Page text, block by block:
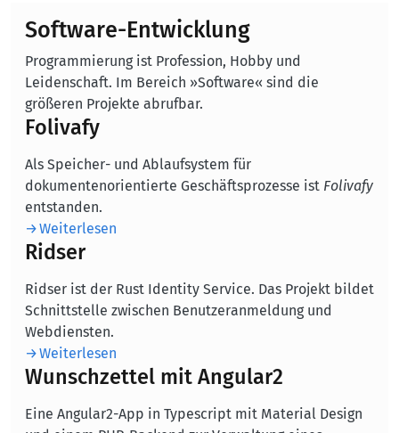
Software-Entwicklung
Programmierung ist Profession, Hobby und
Leidenschaft. Im Bereich »Software« sind die
größeren Projekte abrufbar.
Folivafy
Als Speicher- und Ablaufsystem für
dokumentenorientierte Geschäftsprozesse ist Folivafy
entstanden.
Weiterlesen
Ridser
Ridser ist der Rust Identity Service. Das Projekt bildet
Schnittstelle zwischen Benutzeranmeldung und
Webdiensten.
Weiterlesen
Wunschzettel mit Angular2
Eine Angular2-App in Typescript mit Material Design